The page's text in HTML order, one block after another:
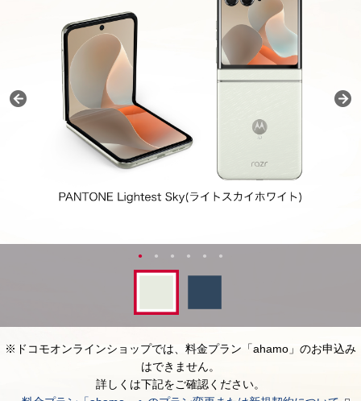
※ドコモオンラインショップでは、料金プラン「ahamo」のお申込み
はできません。
詳しくは下記をご確認ください。